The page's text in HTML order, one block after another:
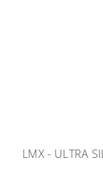
LMX - ULTRA